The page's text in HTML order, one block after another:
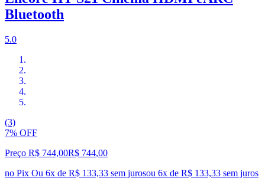
Bluetooth
5.0
(3)
7% OFF
Preço R$ 744,00R$ 744,00
no Pix Ou 6x de R$ 133,33 sem jurosou 6x de R$ 133,33 sem juros